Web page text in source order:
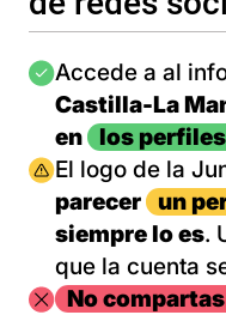
Imagen
Accede a al
Castilla-La
en
los
Imagen
El logo de la
parecer
un
siempre lo es.
que la cuenta
Imagen
No